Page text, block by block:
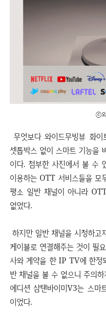
ⓒ
무엇보다 와이드무빙뷰 화
셋톱박스 없이 스마트 기능을
이다. 첨부한 사진에서 볼 수
이용하는 OTT 서비스들을 모
평소 일반 채널이 아니라
없었다.
하지만 일반 채널을 시청하
케이블로 연결해주는 것이 필
사와 계약을 한 IP TV에 한정
반 채널을 볼 수 없으니 주의
에디션 삼탠바이미V3는 스
이었다.